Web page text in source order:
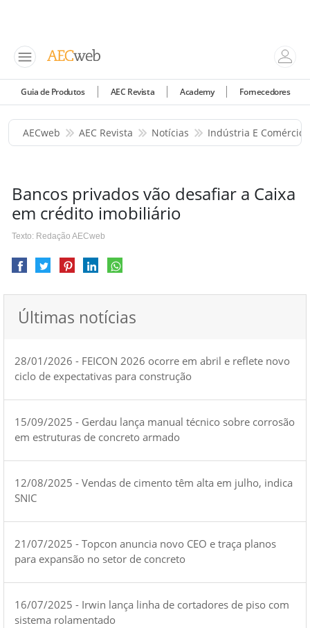
Guia de Produtos AEC Revista Academy Fornecedores
AECweb AEC Revista Notícias Indústria E Comércio
Bancos privados vão desafiar a Caixa
em crédito imobiliário
Texto: Redação AECweb
Últimas notícias
28/01/2026 - FEICON 2026 ocorre em abril e reflete novo
ciclo de expectativas para construção
15/09/2025 - Gerdau lança manual técnico sobre corrosão
em estruturas de concreto armado
12/08/2025 - Vendas de cimento têm alta em julho, indica
SNIC
21/07/2025 - Topcon anuncia novo CEO e traça planos
para expansão no setor de concreto
16/07/2025 - Irwin lança linha de cortadores de piso com
sistema rolamentado